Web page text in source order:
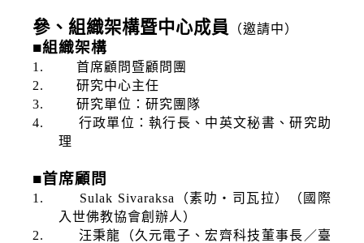
參 、組織架構暨中心成員 （邀請中）
■組織架構
1.
首席顧問暨顧問團
2.
研究中心主任
3.
研究單位：研究團隊
4.
行政單位：執行長、中英文秘書、研究助
理
■首席顧問
1. Sulak Sivaraksa
（素叻‧司瓦拉）（國際
入世佛教協會創辦人）
2.
汪秉龍（久元電子、宏齊科技董事長／臺